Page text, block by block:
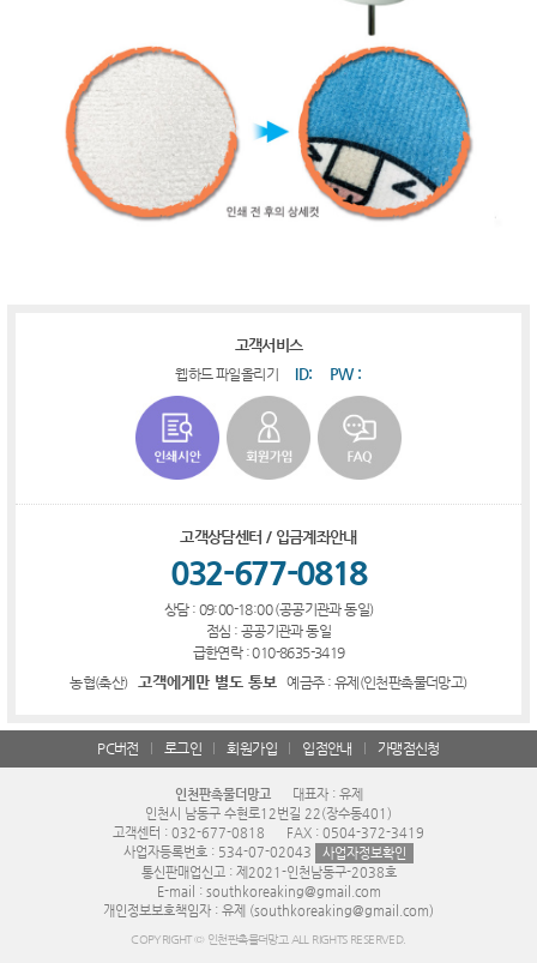
고객서비스
웹하드 파일올리기 ID: PW :
고객상담센터 / 입금계좌안내
032-677-0818
상담 : 09:00-18:00 (공공기관과 동일)
점심 : 공공기관과 동일
급한연락 : 010-8635-3419
농협(축산)
고객에게만 별도 통보 예금주 : 유제(인천판촉물더망고)
PC버전 로그인 회원가입 입점안내 가맹점신청
인천판촉물더망고
대표자 : 유제
인천시 남동구 수현로12번길 22(장수동401)
고객센터 : 032-677-0818
FAX : 0504-372-3419
사업자등록번호 : 534-07-02043
사업자정보확인
통신판매업신고 : 제2021-인천남동구-2038호
E-mail : southkoreaking@gmail.com
개인정보보호책임자 : 유제 (southkoreaking@gmail.com)
COPYRIGHT © 인천판촉물더망고 ALL RIGHTS RESERVED.